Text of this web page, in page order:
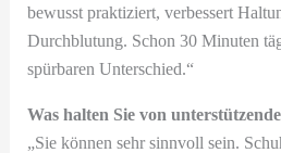
bewusst praktiziert, verbessert
Durchblutung. Schon 30 Minuten
spürbaren Unterschied.“
Was halten Sie von
„Sie können sehr sinnvoll sein.